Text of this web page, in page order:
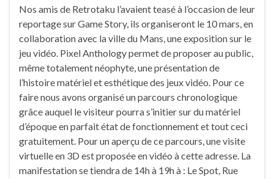
Nos amis de Retrotaku l’avaient teasé à l’occasion de leur
reportage sur Game Story, ils organiseront le 10 mars, en
collaboration avec la ville du Mans, une exposition sur le
jeu vidéo. Pixel Anthology permet de proposer au public,
même totalement néophyte, une présentation de
l’histoire matériel et esthétique des jeux vidéo. Pour ce
faire nous avons organisé un parcours chronologique
grâce auquel le visiteur pourra s’initier sur du matériel
d’époque en parfait état de fonctionnement et tout ceci
gratuitement. Pour un aperçu de ce parcours, une visite
virtuelle en 3D est proposée en vidéo à cette adresse. La
manifestation se tiendra de 14h à 19h à : Le Spot, Rue